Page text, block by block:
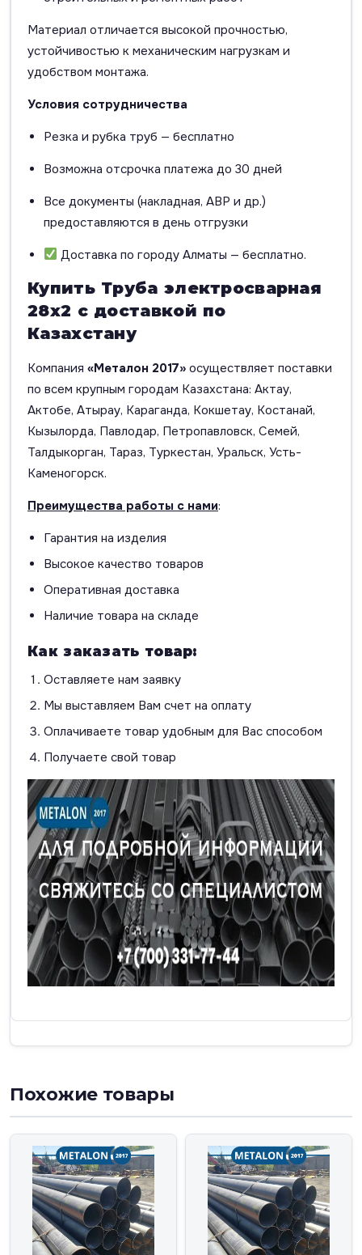
Материал отличается высокой прочностью,
устойчивостью к механическим нагрузкам и
удобством монтажа.
Условия сотрудничества
Резка и рубка труб — бесплатно
Возможна отсрочка платежа до 30 дней
Все документы (накладная, АВР и др.)
предоставляются в день отгрузки
Доставка по городу Алматы — бесплатно.
Купить Труба электросварная
28х2 с доставкой по
Казахстану
Компания «Металон 2017» осуществляет поставки
по всем крупным городам Казахстана: Актау,
Актобе, Атырау, Караганда, Кокшетау, Костанай,
Кызылорда, Павлодар, Петропавловск, Семей,
Талдыкорган, Тараз, Туркестан, Уральск, Усть-
Каменогорск.
Преимущества работы с нами:
Гарантия на изделия
Высокое качество товаров
Оперативная доставка
Наличие товара на складе
Как заказать товар:
Оставляете нам заявку
Мы выставляем Вам счет на оплату
Оплачиваете товар удобным для Вас способом
Получаете свой товар
Похожие товары